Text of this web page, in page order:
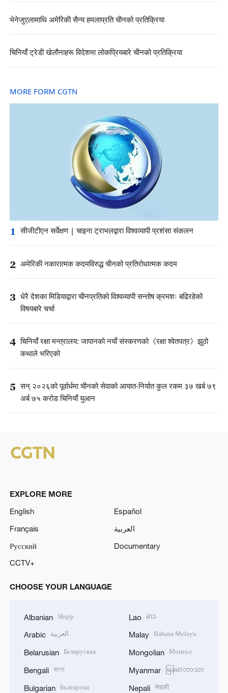
भेनेजुएलामाथि अमेरिकी सैन्य हमलाप्रति चीनको प्रतिक्रिया
चिनियाँ ट्रेडी खेलौनाहरू विदेशमा लोकप्रियबारे चीनको प्रतिक्रिया
MORE FORM CGTN
1 सीजीटीएन सर्वेक्षण | चाइना ट्राभलद्वारा विश्वव्यापी प्रशंसा संकलन
2 अमेरिकी नकारात्मक कदमविरुद्ध चीनको प्रतिरोधात्मक कदम
3 धेरै देशका मिडियाद्वारा चीनप्रतिको विश्वव्यापी सन्तोष क्रमशः बढिरहेको
विषयबारे चर्चा
4 चिनियाँ रक्षा मन्त्रालय: जापानको नयाँ संस्करणको《रक्षा श्वेतपत्र》झुठो
कथाले भरिएको
5 सन् २०२६को पूर्वार्धमा चीनको सेवाको आयात-निर्यात कुल रकम ३७ खर्ब ७९
अर्ब ७५ करोड चिनियाँ युआन
EXPLORE MORE
English
Español
Français
العربية
Русский
Documentary
CCTV+
CHOOSE YOUR LANGUAGE
Albanian Shqip
Arabic العربية
Belarusian Беларуская
Bengali বাংলা
Bulgarian Български
Lao ລາວ
Malay Bahasa Melayu
Mongolian Монгол
Myanmar မြန်မာဘာသာ
Nepali नेपाली